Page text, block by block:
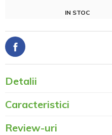
IN STOC
Detalii
Caracteristici
Review-uri